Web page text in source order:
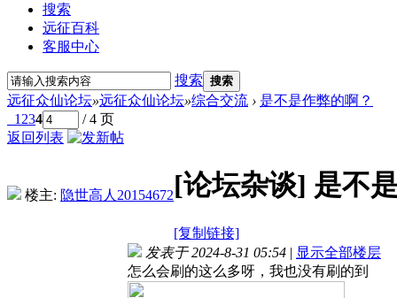
搜索
远征百科
客服中心
搜索 搜索
远征众仙论坛»远征众仙论坛»综合交流 › 是不是作弊的啊？
1 234
/ 4 页
返回列表
楼主: 隐世高人20154672[论坛杂谈] 是不
[复制链接]
发表于 2024-8-31 05:54 | 显示全部楼层
怎么会刷的这么多呀，我也没有刷的到